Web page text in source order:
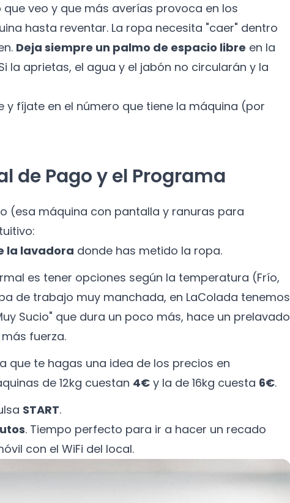
que veo y que más averías provoca en los
hasta reventar. La ropa necesita "caer" dentro
Deja siempre un palmo de espacio libre en la
la aprietas, el agua y el jabón no circularán y la
y fíjate en el número que tiene la máquina (por
de Pago y el Programa
(esa máquina con pantalla y ranuras para
la lavadora donde has metido la ropa.
es tener opciones según la temperatura (Frío,
de trabajo muy manchada, en LaColada tenemos
Sucio" que dura un poco más, hace un prelavado
fuerza.
que te hagas una idea de los precios en
de 12kg cuestan 4€ y la de 16kg cuesta 6€.
START.
. Tiempo perfecto para ir a hacer un recado
con el WiFi del local.